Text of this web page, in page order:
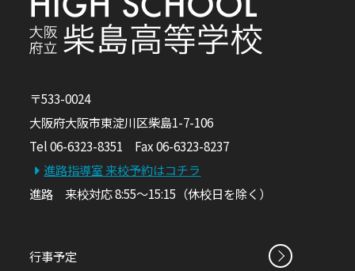
〒533-0024
大阪府大阪市東淀川区柴島1-7-106
Tel 06-6323-8351 Fax 06-6323-8237
進路指導室 来校予約はコチラ
進路 来校対応 8:55～15:15（休校日を除く）
行事予定